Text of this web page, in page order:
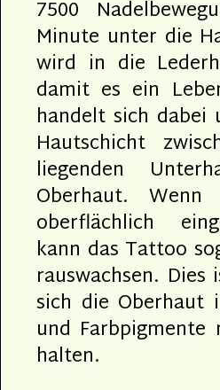
7500
Minute unter die
wird in die
damit es ein
handelt sich
Hautschicht
liegenden
Oberhaut.
oberflächlich
kann das Tattoo
rauswachsen.
sich die Oberhaut
und
halten.